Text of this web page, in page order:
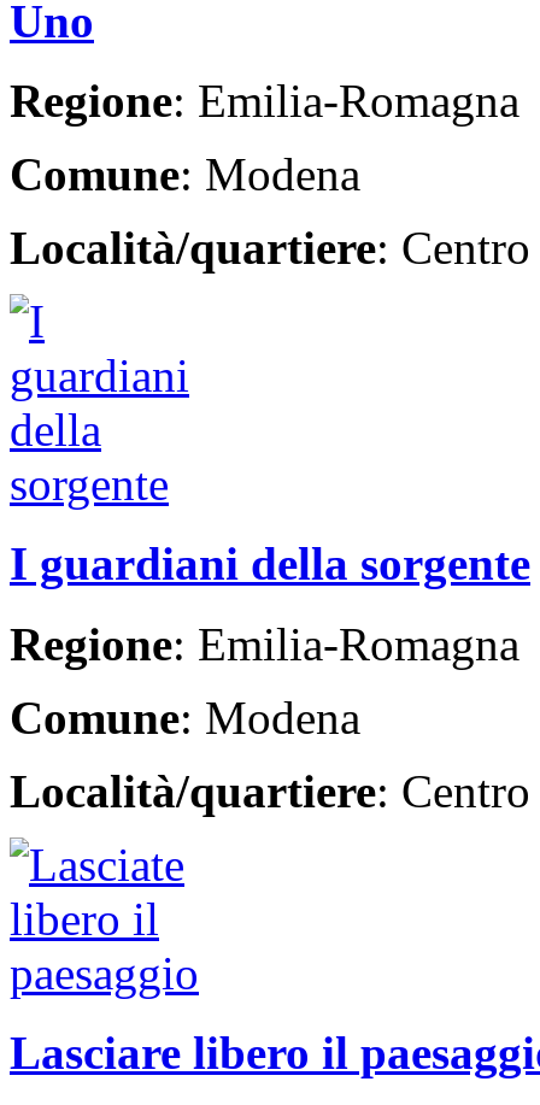
Uno
Regione: Emilia-Romagna
Comune: Modena
Località/quartiere:
I guardiani della sorgente
Regione: Emilia-Romagna
Comune: Modena
Località/quartiere:
Lasciare libero il